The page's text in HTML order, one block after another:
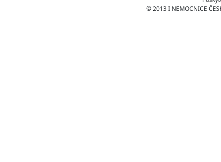
© 2013 I NEMOCNICE